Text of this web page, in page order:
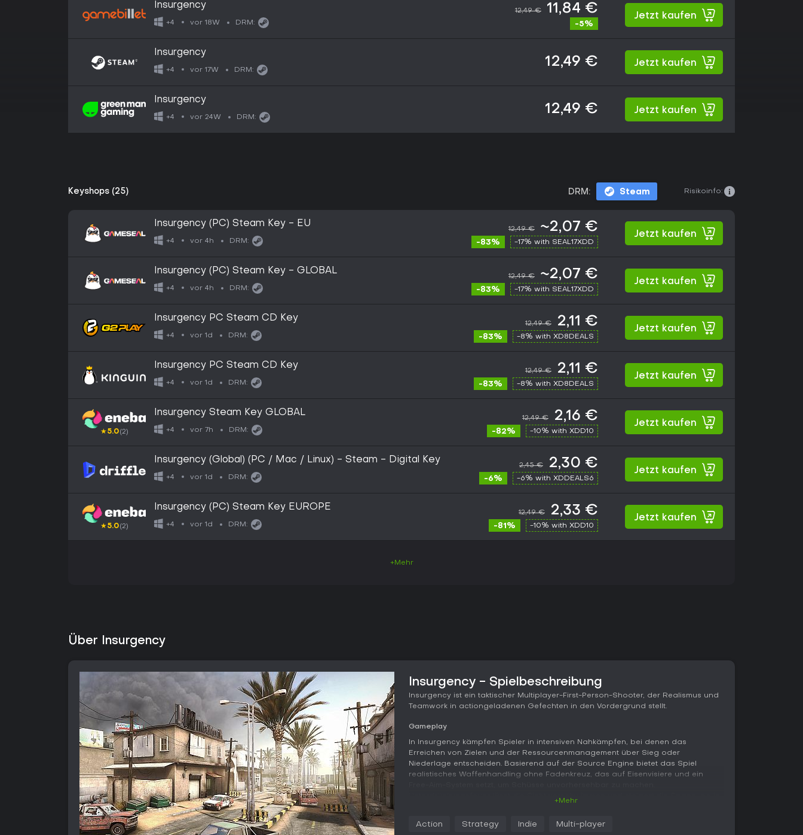
Insurgency
+4 vor 18W DRM:
12,49 € 11,84 €
-5%
Jetzt kaufen
Insurgency
+4 vor 17W DRM:
12,49 € Jetzt kaufen
Insurgency
+4 vor 24W DRM:
12,49 € Jetzt kaufen
Keyshops (25) DRM: Steam Risikoinfo:
Insurgency (PC) Steam Key - EU
+4 vor 4h DRM:
12,49 € ~2,07 €
-83% -17% with SEAL17XDD
Jetzt kaufen
Insurgency (PC) Steam Key - GLOBAL
+4 vor 4h DRM:
12,49 € ~2,07 €
-83% -17% with SEAL17XDD
Jetzt kaufen
Insurgency PC Steam CD Key
+4 vor 1d DRM:
12,49 € 2,11 €
-83% -8% with XD8DEALS
Jetzt kaufen
Insurgency PC Steam CD Key
+4 vor 1d DRM:
12,49 € 2,11 €
-83% -8% with XD8DEALS
Jetzt kaufen
★5.0(2)
Insurgency Steam Key GLOBAL
+4 vor 7h DRM:
12,49 € 2,16 €
-82% -10% with XDD10
Jetzt kaufen
Insurgency (Global) (PC / Mac / Linux) - Steam - Digital Key
+4 vor 1d DRM:
2,45 € 2,30 €
-6% -6% with XDDEALS6
Jetzt kaufen
★5.0(2)
Insurgency (PC) Steam Key EUROPE
+4 vor 1d DRM:
12,49 € 2,33 €
-81% -10% with XDD10
Jetzt kaufen
+Mehr
Über Insurgency
Insurgency - Spielbeschreibung
Insurgency ist ein taktischer Multiplayer-First-Person-Shooter, der Realismus und
Teamwork in actiongeladenen Gefechten in den Vordergrund stellt.
Gameplay
In Insurgency kämpfen Spieler in intensiven Nahkämpfen, bei denen das
Erreichen von Zielen und der Ressourcenmanagement über Sieg oder
Niederlage entscheiden. Basierend auf der Source Engine bietet das Spiel
realistisches Waffenhandling ohne Fadenkreuz, das auf Eisenvisiere und ein
anpassbar sind. Mit angesammelten Supplies könnt ihr Ausrüstung upgraden,
+Mehr
Action Strategy Indie Multi-player